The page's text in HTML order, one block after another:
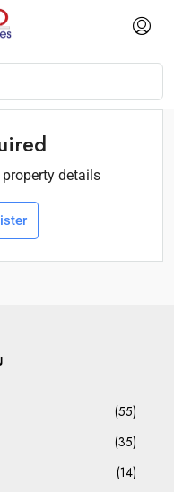
details
(55)
(35)
(14)